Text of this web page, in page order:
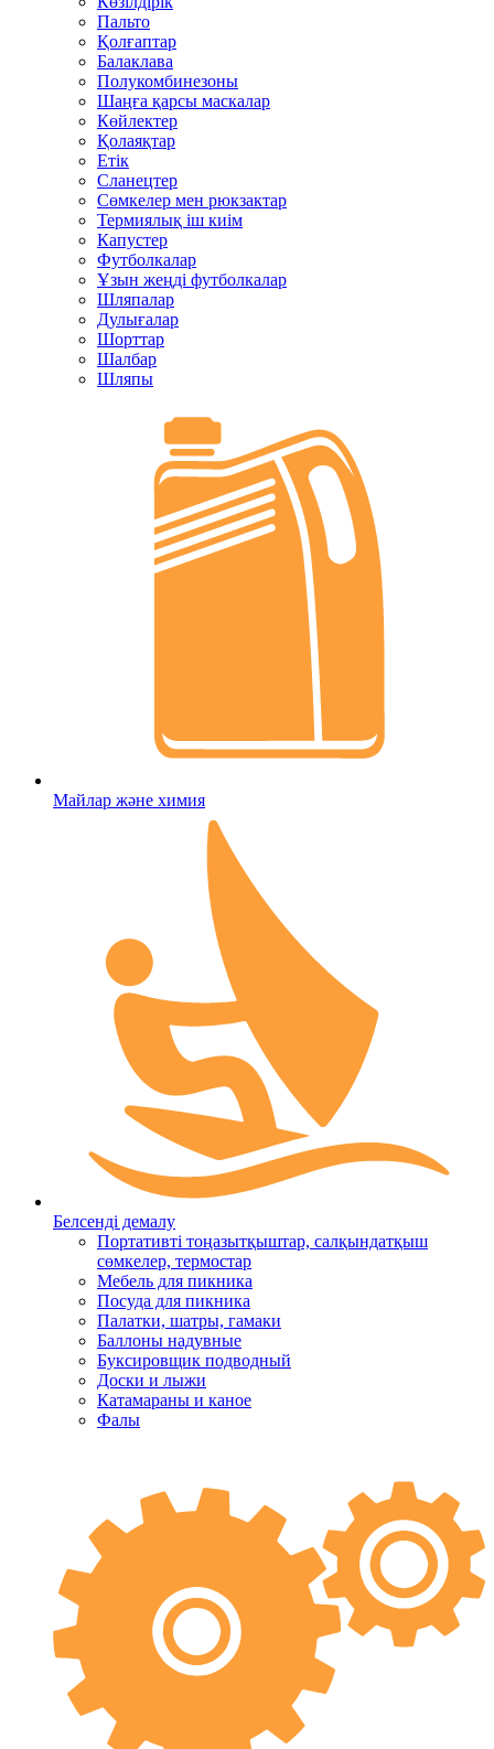
Пальто
Қолғаптар
Балаклава
Полукомбинезоны
Шаңға қарсы маскалар
Көйлектер
Қолаяқтар
Етік
Сланецтер
Сөмкелер мен рюкзактар
Термиялық іш киім
Капустер
Футболкалар
Ұзын жеңді футболкалар
Шляпалар
Дулығалар
Шорттар
Шалбар
Шляпы
Майлар және химия
Белсенді демалу
Портативті тоңазытқыштар, салқындатқыш
сөмкелер, термостар
Мебель для пикника
Посуда для пикника
Палатки, шатры, гамаки
Баллоны надувные
Буксировщик подводный
Доски и лыжи
Катамараны и каное
Фалы